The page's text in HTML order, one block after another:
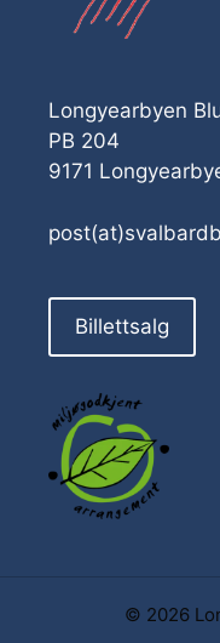
Longyearbyen
PB 204
9171
Billettsalg
© 2026